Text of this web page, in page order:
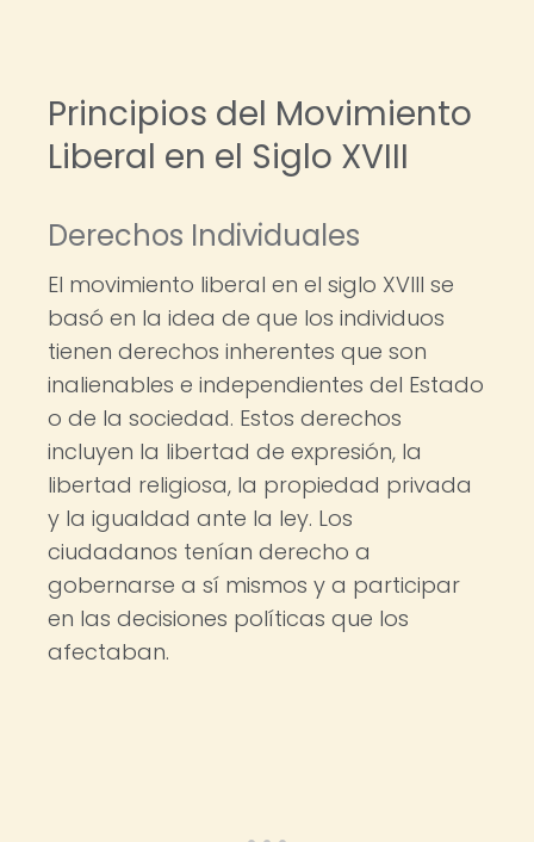
Principios del Movimiento
Liberal en el Siglo XVIII
Derechos Individuales
El movimiento liberal en el siglo XVIII se
basó en la idea de que los individuos
tienen derechos inherentes que son
inalienables e independientes del Estado
o de la sociedad. Estos derechos
incluyen la libertad de expresión, la
libertad religiosa, la propiedad privada
y la igualdad ante la ley. Los
ciudadanos tenían derecho a
gobernarse a sí mismos y a participar
en las decisiones políticas que los
afectaban.